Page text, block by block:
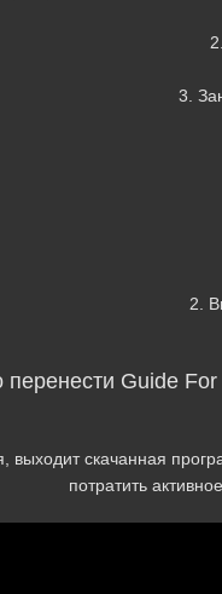
3.
2.
перенести Guide
выходит скачанная
потратить